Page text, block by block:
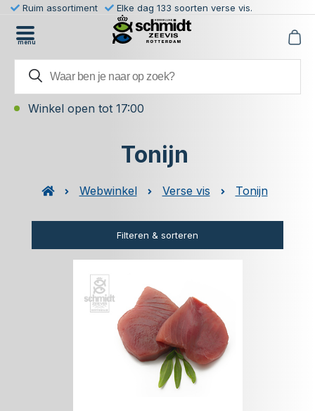
Ruim assortiment Elke dag 133 soorten verse vis.
menu
Winkel open tot 17:00
Tonijn
Webwinkel Verse vis Tonijn
Filteren & sorteren